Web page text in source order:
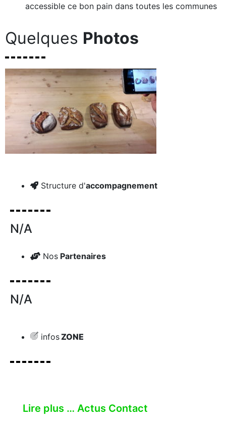
accessible ce bon pain dans toutes les communes
Quelques Photos
Structure d'accompagnement
N/A
Nos Partenaires
N/A
infosZONE
Lire plus … Actus Contact